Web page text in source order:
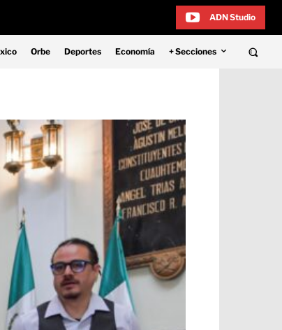
ADN Studio
Orbe Deportes Economía + Secciones